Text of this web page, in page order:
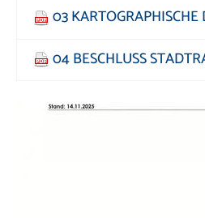
03 KARTOGRAPHISCHE
04 BESCHLUSS